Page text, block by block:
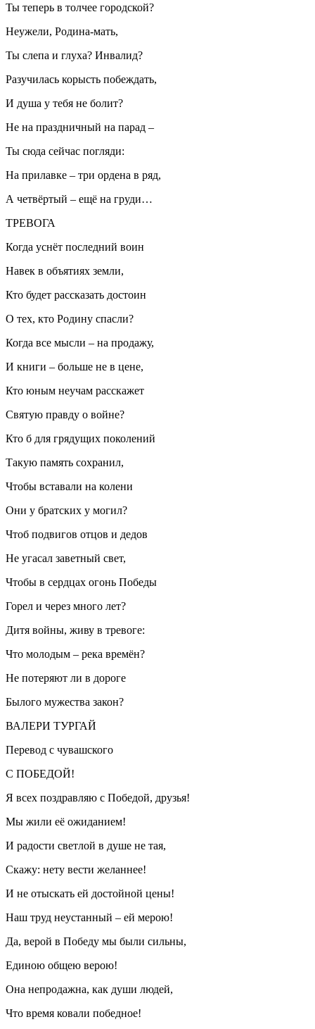
Ты теперь в толчее городской?
Неужели, Родина-мать,
Ты слепа и глуха? Инвалид?
Разучилась корысть побеждать,
И душа у тебя не болит?
Не на праздничный на парад –
Ты сюда сейчас погляди:
На прилавке – три ордена в ряд,
А четвёртый – ещё на груди…
ТРЕВОГА
Когда уснёт последний воин
Навек в объятиях земли,
Кто будет рассказать достоин
О тех, кто Родину спасли?
Когда все мысли – на продажу,
И книги – больше не в цене,
Кто юным неучам расскажет
Святую правду о войне?
Кто б для грядущих поколений
Такую память сохранил,
Чтобы вставали на колени
Они у братских у могил?
Чтоб подвигов отцов и дедов
Не угасал заветный свет,
Чтобы в сердцах огонь Победы
Горел и через много лет?
Дитя войны, живу в тревоге:
Что молодым – река времён?
Не потеряют ли в дороге
Былого мужества закон?
ВАЛЕРИ ТУРГАЙ
Перевод с чувашского
С ПОБЕДОЙ!
Я всех поздравляю с Победой, друзья!
Мы жили её ожиданием!
И радости светлой в душе не тая,
Скажу: нету вести желаннее!
И не отыскать ей достойной цены!
Наш труд неустанный – ей мерою!
Да, верой в Победу мы были сильны,
Единою общею верою!
Она непродажна, как души людей,
Что время ковали победное!